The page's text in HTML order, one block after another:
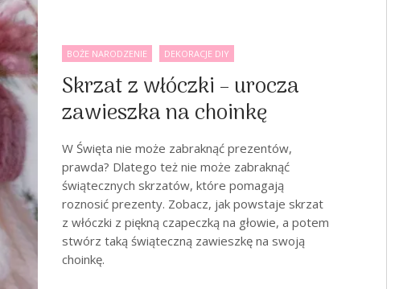
BOŻE NARODZENIE DEKORACJE DIY
Skrzat z włóczki – urocza
zawieszka na choinkę
W Święta nie może zabraknąć prezentów,
prawda? Dlatego też nie może zabraknąć
świątecznych skrzatów, które pomagają
roznosić prezenty. Zobacz, jak powstaje skrzat
z włóczki z piękną czapeczką na głowie, a potem
stwórz taką świąteczną zawieszkę na swoją
choinkę.